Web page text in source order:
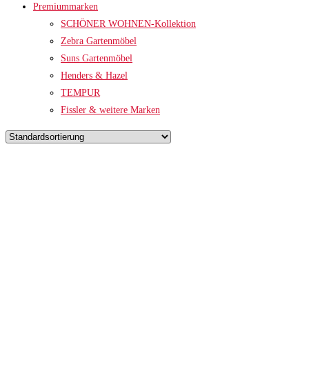
Premiummarken
SCHÖNER WOHNEN-Kollektion
Zebra Gartenmöbel
Suns Gartenmöbel
Henders & Hazel
TEMPUR
Fissler & weitere Marken